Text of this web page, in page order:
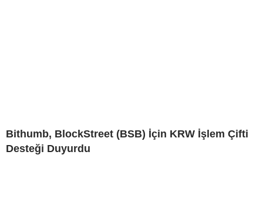
Bithumb, BlockStreet (BSB) İçin KRW İşlem Çifti
Desteği Duyurdu